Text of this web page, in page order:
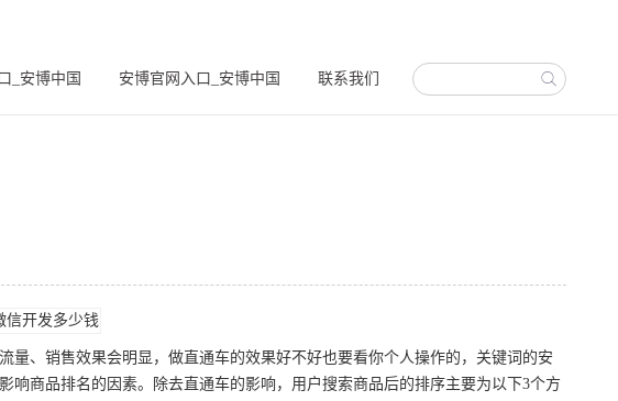
_安博中国 安博官网入口_安博中国 联系我们
、销售效果会明显，做直通车的效果好不好也要看你个人操作的，关键词的安
商品排名的因素。除去直通车的影响，用户搜索商品后的排序主要为以下3个方